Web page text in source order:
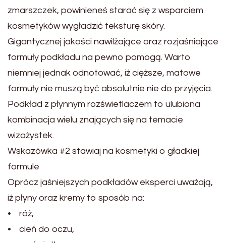
zmarszczek, powinieneś starać się z wsparciem
kosmetyków wygładzić teksturę skóry.
Gigantycznej jakości nawilżające oraz rozjaśniające
formuły podkładu na pewno pomogą. Warto
niemniej jednak odnotować, iż cięższe, matowe
formuły nie muszą być absolutnie nie do przyjęcia.
Podkład z płynnym rozświetlaczem to ulubiona
kombinacja wielu znających się na temacie
wizażystek.
Wskazówka #2 stawiaj na kosmetyki o gładkiej
formule
Oprócz jaśniejszych podkładów eksperci uważają,
iż płyny oraz kremy to sposób na:
• róż,
• cień do oczu,